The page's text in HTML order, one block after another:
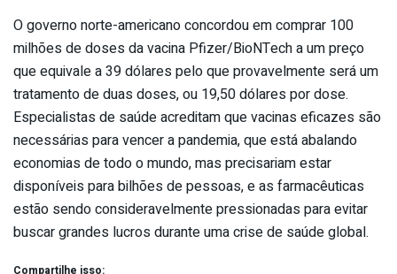
O governo norte-americano concordou em comprar 100
milhões de doses da vacina Pfizer/BioNTech a um preço
que equivale a 39 dólares pelo que provavelmente será um
tratamento de duas doses, ou 19,50 dólares por dose.
Especialistas de saúde acreditam que vacinas eficazes são
necessárias para vencer a pandemia, que está abalando
economias de todo o mundo, mas precisariam estar
disponíveis para bilhões de pessoas, e as farmacêuticas
estão sendo consideravelmente pressionadas para evitar
buscar grandes lucros durante uma crise de saúde global.
Compartilhe isso: